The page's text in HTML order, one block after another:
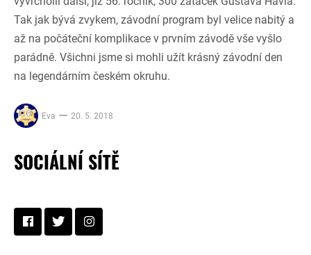
Tak jak bývá zvykem, závodní program byl velice nabitý a
až na počáteční komplikace v prvním závodě vše vyšlo
parádně. Všichni jsme si mohli užít krásný závodní den
na legendárním českém okruhu.
Eva 20. 5. 2018
SOCIÁLNÍ SÍTĚ